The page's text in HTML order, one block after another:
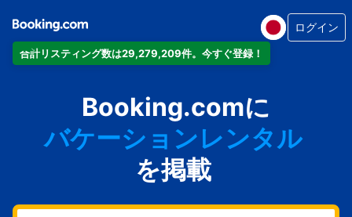
合計リスティング数は29,279,209件。今すぐ登録！
ログイン
Booking.comに
アパートメント
ホテル
バケーションレンタル
ゲストハウス
旅館
を掲載